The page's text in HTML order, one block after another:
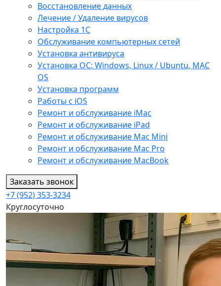
Восстановление данных
Лечение / Удаление вирусов
Настройка 1С
Обслуживание компьютерных сетей
Установка антивируса
Установка ОС: Windows, Linux / Ubuntu, МАС
OS
Установка программ
Работы с iOS
Ремонт и обслуживание iMac
Ремонт и обслуживание iPad
Ремонт и обслуживание Mac Mini
Ремонт и обслуживание Mac Pro
Ремонт и обслуживание MacBook
Заказать звонок
+7 (952) 353-3234
Круглосуточно